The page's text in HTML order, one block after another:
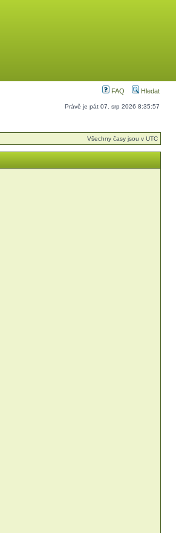
FAQ Hledat
Právě je pát 07. srp 2026 8:35:57
Všechny časy jsou v UTC